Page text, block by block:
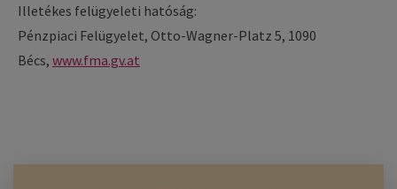
Illetékes felügyeleti hatóság:
Pénzpiaci Felügyelet, Otto-Wagner-Platz 5, 1090
Bécs, www.fma.gv.at